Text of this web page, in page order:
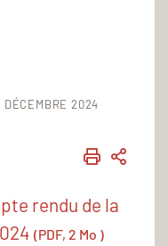
DÉCEMBRE 2024
rendu de la
(PDF, 2 Mo )